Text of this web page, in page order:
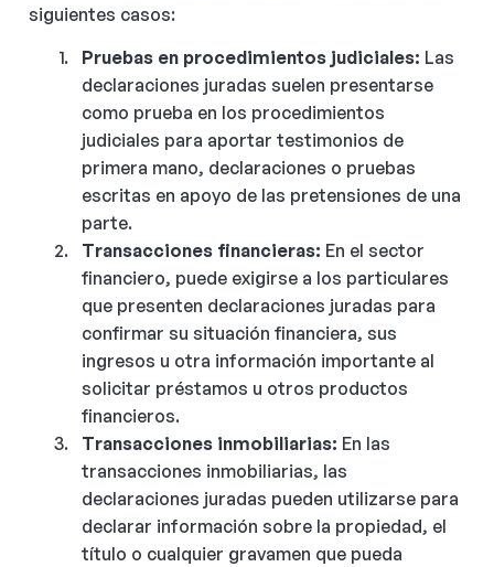
siguientes casos:
Pruebas en procedimientos judiciales: Las
declaraciones juradas suelen presentarse
como prueba en los procedimientos
judiciales para aportar testimonios de
primera mano, declaraciones o pruebas
escritas en apoyo de las pretensiones de una
parte.
Transacciones financieras: En el sector
financiero, puede exigirse a los particulares
que presenten declaraciones juradas para
confirmar su situación financiera, sus
ingresos u otra información importante al
solicitar préstamos u otros productos
financieros.
Transacciones inmobiliarias: En las
transacciones inmobiliarias, las
declaraciones juradas pueden utilizarse para
declarar información sobre la propiedad, el
título o cualquier gravamen que pueda